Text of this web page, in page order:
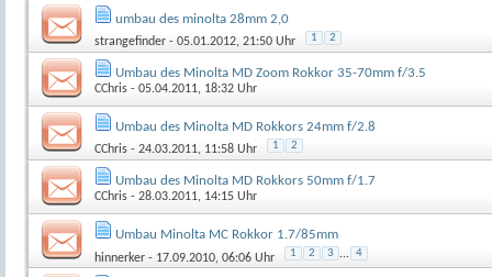
umbau des minolta 28mm 2,0
strangefinder - 05.01.2012, 21:50 Uhr 1 2
Umbau des Minolta MD Zoom Rokkor 35-70mm f/3.5
CChris - 05.04.2011, 18:32 Uhr
Umbau des Minolta MD Rokkors 24mm f/2.8
CChris - 24.03.2011, 11:58 Uhr 1 2
Umbau des Minolta MD Rokkors 50mm f/1.7
CChris - 28.03.2011, 14:15 Uhr
Umbau Minolta MC Rokkor 1.7/85mm
hinnerker - 17.09.2010, 06:06 Uhr 1 2 3 ... 4